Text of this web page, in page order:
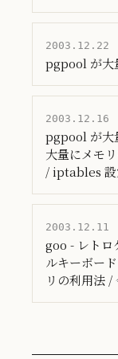
2003.12.22
pgpool が大
2003.12.16
pgpool が大
大量にメモ
/ iptables 設
2003.12.11
goo - レトロ
ルキーボー
リの利用法 /